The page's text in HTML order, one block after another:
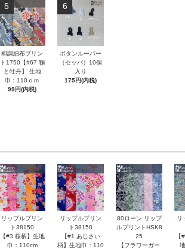
5
和調細布プリン
ト1750【#67 鞠
と牡丹】 生地
巾：110ｃｍ
99円(内税)
6
ボタンルーパー
（セッパ）10個
入り
175円(内税)
リップルプリン
ト38150
【#3 桜柄】生地
巾：110cm
リップルプリン
ト38150
【#1 あじさい
柄】生地巾：110
80ローン リップ
ルプリントHSK8
25
【フラワーガー
リ
【